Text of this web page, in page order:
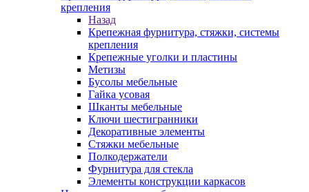
крепления
Назад
Крепежная фурнитура, стяжки, системы
крепления
Крепежные уголки и пластины
Метизы
Бусолы мебельные
Гайка усовая
Шканты мебельные
Ключи шестигранники
Декоративные элементы
Стяжки мебельные
Полкодержатели
Фурнитура для стекла
Элементы конструкции каркасов